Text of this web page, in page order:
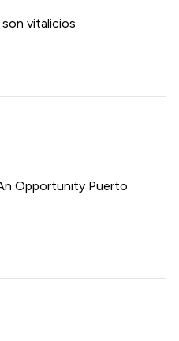
vitalicios
Opportunity Puerto